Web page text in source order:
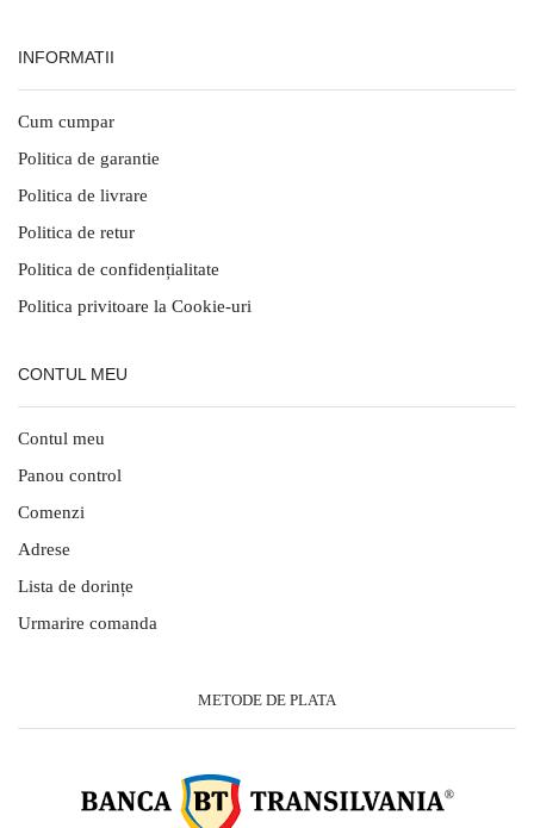
INFORMATII
Cum cumpar
Politica de garantie
Politica de livrare
Politica de retur
Politica de confidențialitate
Politica privitoare la Cookie-uri
CONTUL MEU
Contul meu
Panou control
Comenzi
Adrese
Lista de dorințe
Urmarire comanda
METODE DE PLATA